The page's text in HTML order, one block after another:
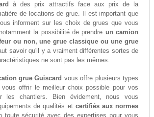
à des prix attractifs face aux prix de la
de locations de grue. Il est important que
informent sur les choix de grues que vous
la possibilité de prendre un camion
ou non, une grue classique ou une grue
savoir qu'il y a vraiment différentes sortes de
ne sont pas les mêmes.
grue Guiscard vous offre plusieurs types
offrir le meilleur choix possible pour vos
les chantiers. Bien évidement, nous vous
de qualités et certifiés aux normes
toute sécurité avec des expertises pour vous